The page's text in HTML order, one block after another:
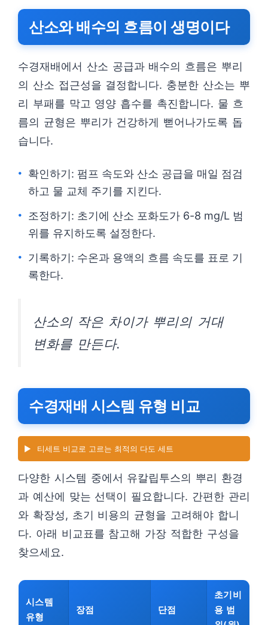
산소와 배수의 흐름이 생명이다
수경재배에서 산소 공급과 배수의 흐름은 뿌리
의 산소 접근성을 결정합니다. 충분한 산소는 뿌
리 부패를 막고 영양 흡수를 촉진합니다. 물 흐
름의 균형은 뿌리가 건강하게 뻗어나가도록 돕
습니다.
확인하기: 펌프 속도와 산소 공급을 매일 점검
하고 물 교체 주기를 지킨다.
조정하기: 초기에 산소 포화도가 6-8 mg/L 범
위를 유지하도록 설정한다.
기록하기: 수온과 용액의 흐름 속도를 표로 기
록한다.
산소의 작은 차이가 뿌리의 거대
변화를 만든다.
수경재배 시스템 유형 비교
▶️ 티세트 비교로 고르는 최적의 다도 세트
다양한 시스템 중에서 유칼립투스의 뿌리 환경
과 예산에 맞는 선택이 필요합니다. 간편한 관리
와 확장성, 초기 비용의 균형을 고려해야 합니
다. 아래 비교표를 참고해 가장 적합한 구성을
찾으세요.
시스템
유형
장점 단점
초기비
용 범